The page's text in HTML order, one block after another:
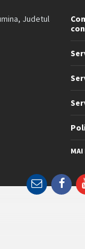
Judetul
MAI
Email